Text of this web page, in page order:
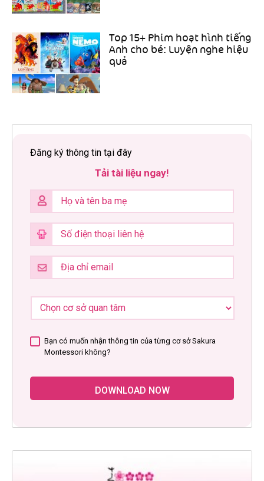
Top 15+ Phim hoạt hình tiếng
Anh cho bé: Luyện nghe hiệu
quả
Đăng ký thông tin tại đây
Tải tài liệu ngay!
Bạn có muốn nhận thông tin của từng cơ sở Sakura
Montessori không?